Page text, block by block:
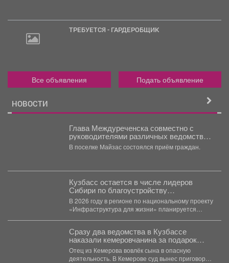
ТРЕБУЕТСЯ - ГАРДЕРОБЩИК
Все объявления Подать объявление
НОВОСТИ
Глава Междуреченска совместно с
руководителями различных ведомств
продолжает проводить выездные
встречи.
В поселке Майзас состоялся приём граждан.
Кузбасс остается в числе лидеров
Сибири по благоустройству
общественных пространств.
В 2026 году в регионе по национальному проекту
«Инфраструктура для жизни» планируется
Сразу два ведомства в Кузбассе
наказали кемеровчанина за подарок
сыну
Отец из Кемерова вовлёк сына в опасную
деятельность. В Кемерове суд вынес приговор